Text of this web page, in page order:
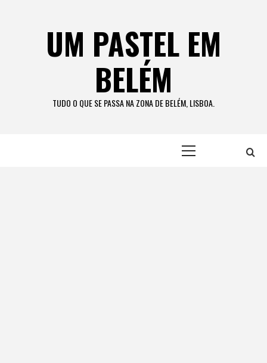
UM PASTEL EM
BELÉM
TUDO O QUE SE PASSA NA ZONA DE BELÉM, LISBOA.